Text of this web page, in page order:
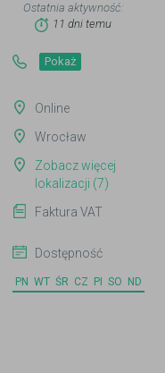
Ostatnia aktywność:
11 dni temu
Pokaż
Online
Wrocław
Zobacz więcej
lokalizacji (7)
Faktura VAT
Dostępność
PN WT ŚR CZ PI SO ND